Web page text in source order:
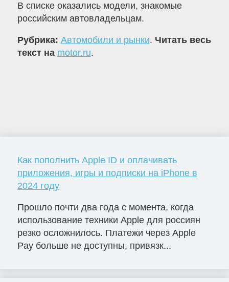
В списке оказались модели, знакомые
российским автовладельцам.
Рубрика: Автомобили и рынки. Читать весь
текст на motor.ru.
Как пополнить Apple ID и оплачивать
приложения, игры и подписки на iPhone в
2024 году
Прошло почти два года с момента, когда
использование техники Apple для россиян
резко осложнилось. Платежи через Apple
Pay больше не доступны, привязк...